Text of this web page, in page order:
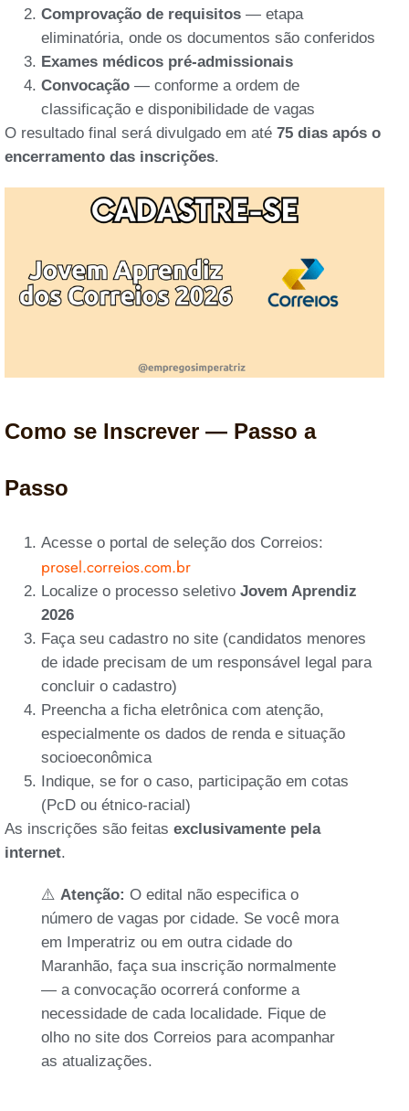
Comprovação de requisitos — etapa
eliminatória, onde os documentos são conferidos
Exames médicos pré-admissionais
Convocação — conforme a ordem de
classificação e disponibilidade de vagas
O resultado final será divulgado em até 75 dias após o
encerramento das inscrições.
Como se Inscrever — Passo a
Passo
Acesse o portal de seleção dos Correios:
prosel.correios.com.br
Localize o processo seletivo Jovem Aprendiz
2026
Faça seu cadastro no site (candidatos menores
de idade precisam de um responsável legal para
concluir o cadastro)
Preencha a ficha eletrônica com atenção,
especialmente os dados de renda e situação
socioeconômica
Indique, se for o caso, participação em cotas
(PcD ou étnico-racial)
As inscrições são feitas exclusivamente pela
internet.
⚠️ Atenção: O edital não especifica o
número de vagas por cidade. Se você mora
em Imperatriz ou em outra cidade do
Maranhão, faça sua inscrição normalmente
— a convocação ocorrerá conforme a
necessidade de cada localidade. Fique de
olho no site dos Correios para acompanhar
as atualizações.